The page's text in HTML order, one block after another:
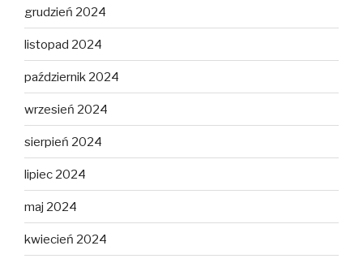
grudzień 2024
listopad 2024
październik 2024
wrzesień 2024
sierpień 2024
lipiec 2024
maj 2024
kwiecień 2024